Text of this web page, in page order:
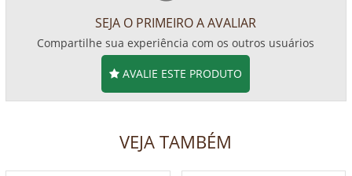
SEJA O PRIMEIRO A AVALIAR
Compartilhe sua experiência com os outros usuários
AVALIE ESTE PRODUTO
VEJA TAMBÉM